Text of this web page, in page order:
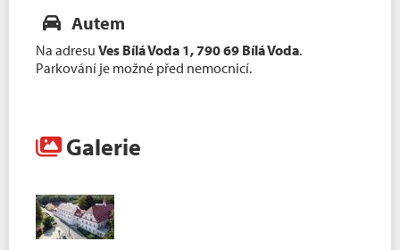
Autem
Na adresu Ves Bílá Voda 1, 790 69 Bílá Voda.
Parkování je možné před nemocnicí.
Galerie